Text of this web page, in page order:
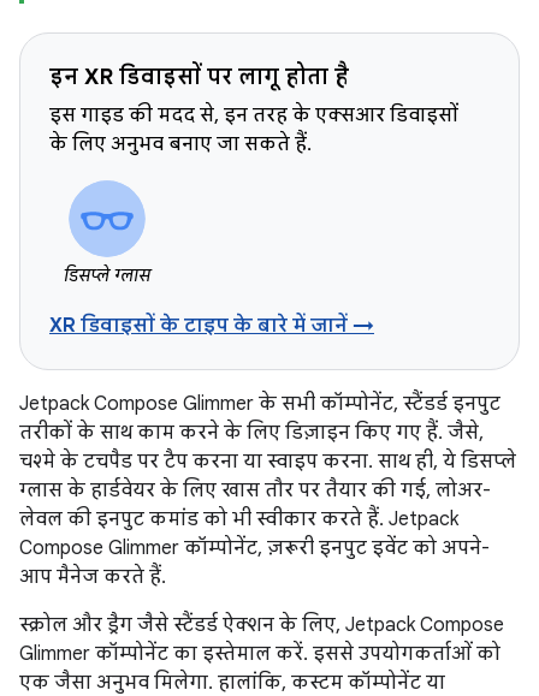
इन XR डिवाइसों पर लागू होता है
इस गाइड की मदद से, इन तरह के एक्सआर डिवाइसों
के लिए अनुभव बनाए जा सकते हैं.
डिसप्ले ग्लास
XR डिवाइसों के टाइप के बारे में जानें →
Jetpack Compose Glimmer के सभी कॉम्पोनेंट, स्टैंडर्ड इनपुट
तरीकों के साथ काम करने के लिए डिज़ाइन किए गए हैं. जैसे,
चश्मे के टचपैड पर टैप करना या स्वाइप करना. साथ ही, ये डिसप्ले
ग्लास के हार्डवेयर के लिए खास तौर पर तैयार की गई, लोअर-
लेवल की इनपुट कमांड को भी स्वीकार करते हैं. Jetpack
Compose Glimmer कॉम्पोनेंट, ज़रूरी इनपुट इवेंट को अपने-
आप मैनेज करते हैं.
स्क्रोल और ड्रैग जैसे स्टैंडर्ड ऐक्शन के लिए, Jetpack Compose
Glimmer कॉम्पोनेंट का इस्तेमाल करें. इससे उपयोगकर्ताओं को
एक जैसा अनुभव मिलेगा. हालांकि, कस्टम कॉम्पोनेंट या